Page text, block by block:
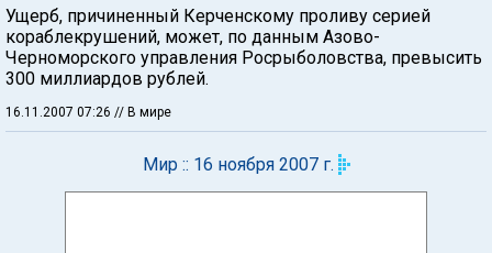
Ущерб, причиненный Керченскому проливу серией
кораблекрушений, может, по данным Азово-
Черноморского управления Росрыболовства, превысить
300 миллиардов рублей.
16.11.2007 07:26 // В мире
Мир :: 16 ноября 2007 г.